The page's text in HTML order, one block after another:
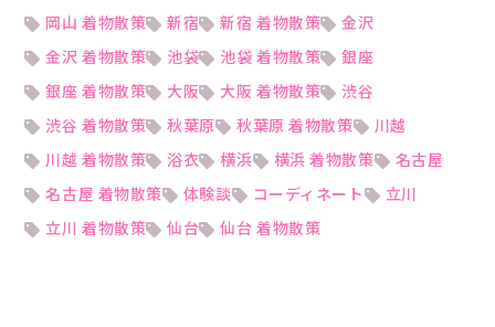
岡山 着物散策
新宿 新宿 着物散策
金沢
金沢 着物散策
池袋 池袋 着物散策
銀座
銀座 着物散策
大阪 大阪 着物散策
渋谷
渋谷 着物散策
秋葉原 秋葉原 着物散策
川越
川越 着物散策
浴衣 横浜 横浜 着物散策
名古屋
名古屋 着物散策
体験談 コーディネート
立川
立川 着物散策
仙台 仙台 着物散策